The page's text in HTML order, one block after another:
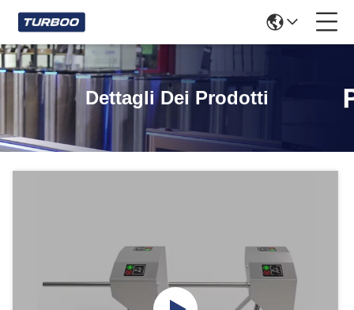
Dettagli Dei Prodotti